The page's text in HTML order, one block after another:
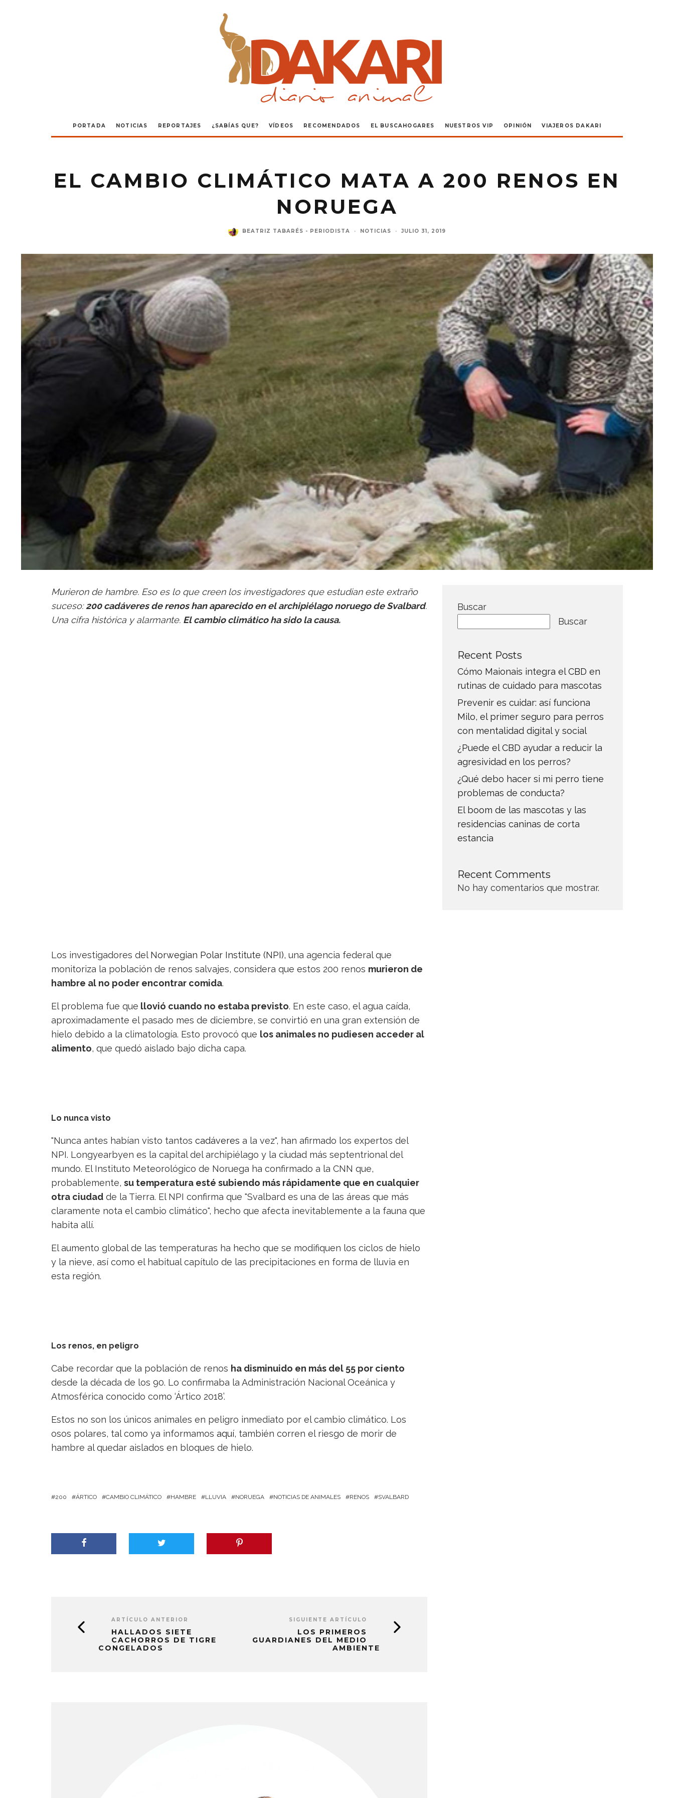
PORTADA NOTICIAS REPORTAJES ¿SABÍAS QUE? VÍDEOS RECOMENDADOS EL BUSCAHOGARES NUESTROS VIP OPINIÓN VIAJEROS DAKARI
EL CAMBIO CLIMÁTICO MATA A 200 RENOS EN
NORUEGA
BEATRIZ TABARÉS - PERIODISTA · NOTICIAS · JULIO 31, 2019
Murieron de hambre. Eso es lo que creen los investigadores que estudian este extraño
suceso:200 cadáveres de renos han aparecido en el archipiélago noruego de Svalbard.
Una cifra histórica y alarmante. Elcambio climáticoha sido la causa.
Los investigadores del Norwegian Polar Institute (NPI), una agencia federal que
monitoriza la población de renos salvajes, considera que estos 200 renos murieron de
hambre al no poder encontrar comida.
El problema fue que llovió cuando no estaba previsto. En este caso, el agua caída,
aproximadamente el pasado mes de diciembre, se convirtió en una gran extensión de
hielo debido a la climatología. Esto provocó que los animales no pudiesen acceder al
alimento, que quedó aislado bajo dicha capa.
Lo nunca visto
"Nunca antes habían visto tantos cadáveres a la vez", han afirmado los expertos del
NPI. Longyearbyen es la capital del archipiélago y la ciudad más septentrional del
mundo. El Instituto Meteorológico de Noruega ha confirmado a la CNN que,
probablemente, su temperatura esté subiendo más rápidamente que en cualquier
otra ciudad de la Tierra. El NPI confirma que "Svalbard es una de las áreas que más
claramente nota el cambio climático", hecho que afecta inevitablemente a la fauna que
habita allí.
El aumento global de las temperaturas ha hecho que se modifiquen los ciclos de hielo
y la nieve, así como el habitual capítulo de las precipitaciones en forma de lluvia en
esta región.
Los renos, en peligro
Cabe recordar que la población de renos ha disminuido en más del 55 por ciento
desde la década de los 90. Lo confirmaba la Administración Nacional Oceánica y
Atmosférica conocido como ‘Ártico 2018’.
Estos no son los únicos animales en peligro inmediato por el cambio climático. Los
osos polares, tal como ya informamos aquí, también corren el riesgo de morir de
hambre al quedar aislados en bloques de hielo.
200 ÁRTICO CAMBIO CLIMÁTICO HAMBRE LLUVIA NORUEGA NOTICIAS DE ANIMALES RENOS SVALBARD
ARTÍCULO ANTERIOR
HALLADOS SIETE
CACHORROS DE TIGRE
CONGELADOS
SIGUIENTE ARTÍCULO
LOS PRIMEROS
GUARDIANES DEL MEDIO
AMBIENTE
Buscar
Buscar
Recent Posts
Cómo Maionais integra el CBD en
rutinas de cuidado para mascotas
Prevenir es cuidar: así funciona
Milo, el primer seguro para perros
con mentalidad digital y social
¿Puede el CBD ayudar a reducir la
agresividad en los perros?
¿Qué debo hacer si mi perro tiene
problemas de conducta?
El boom de las mascotas y las
residencias caninas de corta
estancia
Recent Comments
No hay comentarios que mostrar.